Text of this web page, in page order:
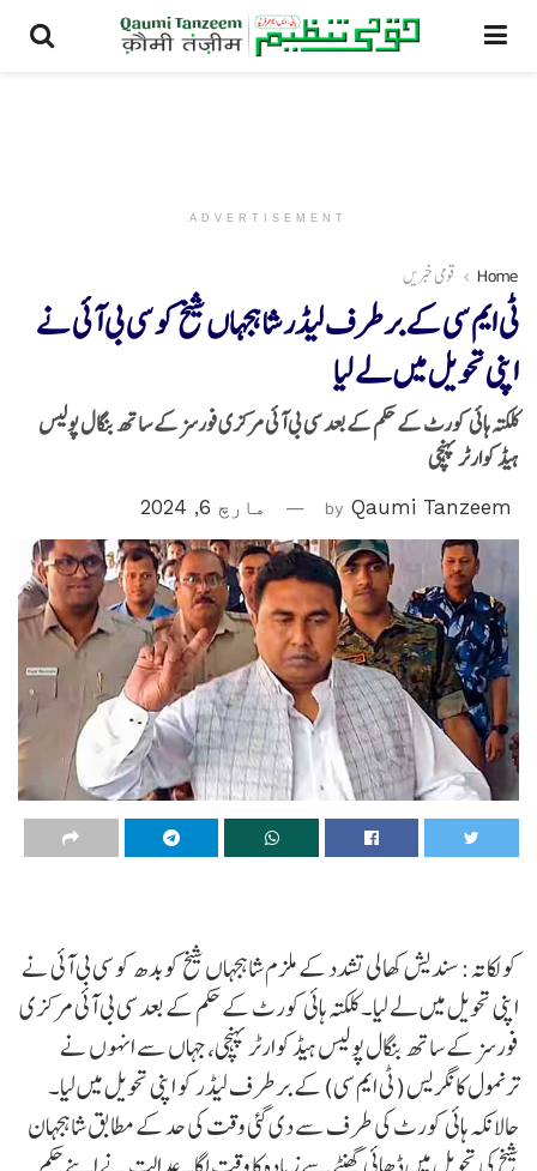
ADVERTISEMENT
Home قومی خبریں
ٹی ایم سی کے برطرف لیڈر شاہجہاں شیخ کو سی بی آئی نے
اپنی تحویل میں لے لیا
کلکتہ ہائی کورٹ کے حکم کے بعد سی بی آئی مرکزی فورسز کے ساتھ بنگال پولیس
ہیڈکوارٹر پہنچی
by Qaumi Tanzeem مارچ 6, 2024
کولکاتہ : سندیش کھالی تشدد کے ملزم شاہجہاں شیخ کو بدھ کو سی بی آئی نے
اپنی تحویل میں لے لیا۔ کلکتہ ہائی کورٹ کے حکم کے بعد سی بی آئی مرکزی
فورسز کے ساتھ بنگال پولیس ہیڈکوارٹر پہنچی، جہاں سے انہوں نے
ترنمول کانگریس (ٹی ایم سی) کے برطرف لیڈر کو اپنی تحویل میں لیا۔
حالانکہ ہائی کورٹ کی طرف سے دی گئی وقت کی حد کے مطابق شاہجہان